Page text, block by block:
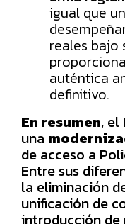
igual que
reales bajo
auténtica
definitivo.
En resumen, el
una
de acceso a
Entre sus
la eliminación
unificación de
introducción de